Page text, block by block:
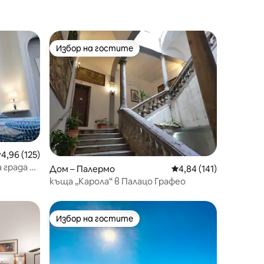
оценка: 4,96 от 5, 125 отзива
4,96 (125)
–
Избор на гостите
Избор на гостите
Дом – Палермо Средна оценка: 4,84
4,84 (141)
къща „Карола“ в Палацо Графео
Избор на гостите
Избор на гостите